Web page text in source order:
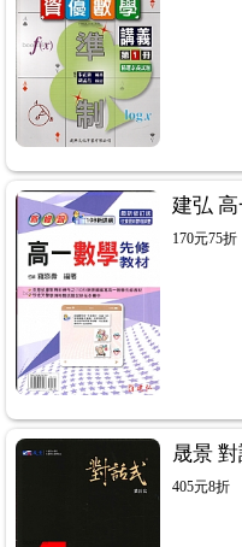
建弘
170元75折
晟景
405元8折